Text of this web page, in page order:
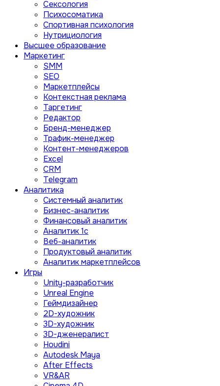
Сексология
Психосоматика
Спортивная психология
Нутрициология
Высшее образование
Маркетинг
SMM
SEO
Маркетплейсы
Контекстная реклама
Таргетинг
Редактор
Бренд-менеджер
Трафик-менеджер
Контент-менеджеров
Excel
CRM
Telegram
Аналитика
Системный аналитик
Бизнес-аналитик
Финансовый аналитик
Aналитик 1с
Веб-аналитик
Продуктовый аналитик
Аналитик маркетплейсов
Игры
Unity-разработчик
Unreal Engine
Геймдизайнер
2D-художник
3D-художник
3D-дженералист
Houdini
Autodesk Maya
After Effects
VR&AR